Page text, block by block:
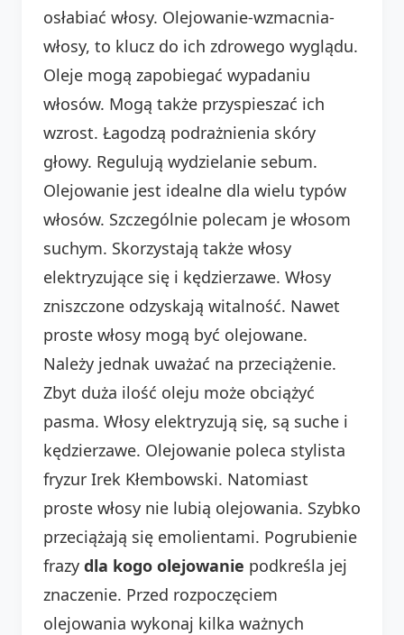
osłabiać włosy. Olejowanie-wzmacnia-
włosy, to klucz do ich zdrowego wyglądu.
Oleje mogą zapobiegać wypadaniu
włosów. Mogą także przyspieszać ich
wzrost. Łagodzą podrażnienia skóry
głowy. Regulują wydzielanie sebum.
Olejowanie jest idealne dla wielu typów
włosów. Szczególnie polecam je włosom
suchym. Skorzystają także włosy
elektryzujące się i kędzierzawe. Włosy
zniszczone odzyskają witalność. Nawet
proste włosy mogą być olejowane.
Należy jednak uważać na przeciążenie.
Zbyt duża ilość oleju może obciążyć
pasma. Włosy elektryzują się, są suche i
kędzierzawe. Olejowanie poleca stylista
fryzur Irek Kłembowski. Natomiast
proste włosy nie lubią olejowania. Szybko
przeciążają się emolientami. Pogrubienie
frazy dla kogo olejowanie podkreśla jej
znaczenie. Przed rozpoczęciem
olejowania wykonaj kilka ważnych